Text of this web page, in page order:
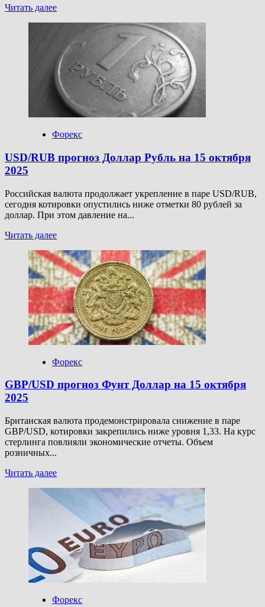
Читать далееПрочитать
EUR/USD
прогноз
Евро
Доллар
на
16
октября
2025
Форекс
USD/RUB прогноз Доллар Рубль на 15 октября
2025
Российская валюта продолжает укрепление в паре USD/RUB,
сегодня котировки опустились ниже отметки 80 рублей за
доллар. При этом давление на...
Читать далееПрочитать
о
USD/RUB
прогноз
Доллар
Рубль
на
15
октября
2025
Форекс
GBP/USD прогноз Фунт Доллар на 15 октября
2025
Британская валюта продемонстрировала снижение в паре
GBP/USD, котировки закрепились ниже уровня 1,33. На курс
стерлинга повлияли экономические отчеты. Объем
розничных...
Читать далееПрочитать
GBP/USD
прогноз
Доллар
на
15
октября
2025
Форекс